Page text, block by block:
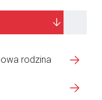
rodzina